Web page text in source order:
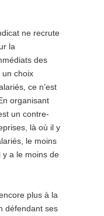
ne recrute
la
des
un choix
ce n’est
organisant
un contre-
là où il y
le moins
y a le moins de
plus à la
défendant ses